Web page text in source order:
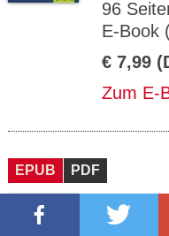
96
E-Book
€ 7,99
Zum E-
EPUB PDF
30